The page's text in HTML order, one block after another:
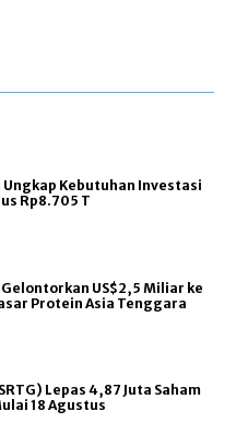
Ungkap Kebutuhan Investasi
Rp8.705 T
US$2,5 Miliar ke
Protein Asia Tenggara
Lepas 4,87 Juta Saham
18 Agustus